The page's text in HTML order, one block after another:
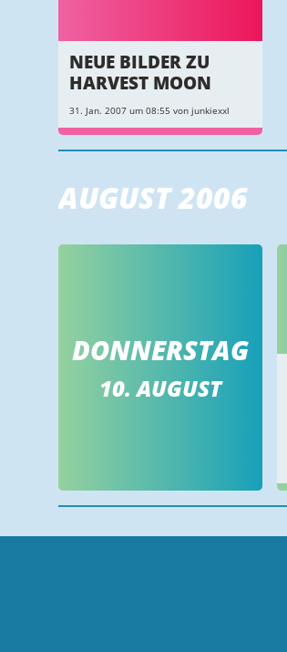
NEUE BILDER ZU
HARVEST MOON
31. Jan. 2007 um 08:55 von junkiexxl
AUGUST 2006
DONNERSTAG
10. AUGUST